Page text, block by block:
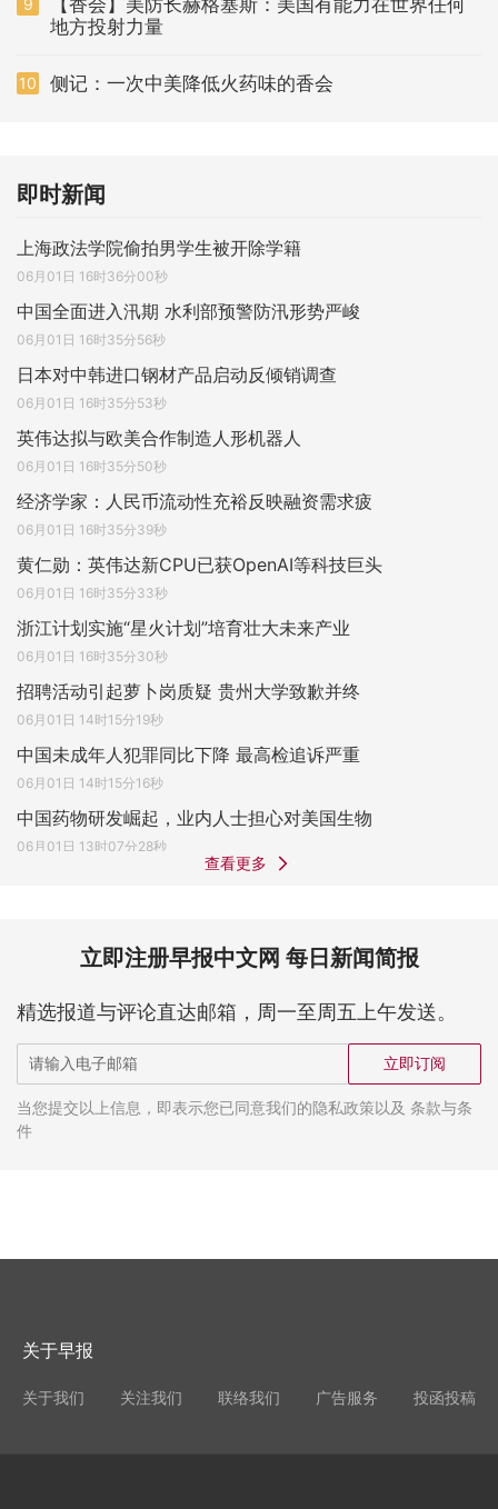
9
地方投射力量
10 侧记：一次中美降低火药味的香会
即时新闻
上海政法学院偷拍男学生被开除学籍
06月01日 16时36分00秒
中国全面进入汛期 水利部预警防汛形势严峻
06月01日 16时35分56秒
日本对中韩进口钢材产品启动反倾销调查
06月01日 16时35分53秒
英伟达拟与欧美合作制造人形机器人
06月01日 16时35分50秒
经济学家：人民币流动性充裕反映融资需求疲
06月01日 16时35分39秒
黄仁勋：英伟达新CPU已获OpenAI等科技巨头
06月01日 16时35分33秒
浙江计划实施“星火计划”培育壮大未来产业
06月01日 16时35分30秒
招聘活动引起萝卜岗质疑 贵州大学致歉并终
06月01日 14时15分19秒
中国未成年人犯罪同比下降 最高检追诉严重
06月01日 14时15分16秒
中国药物研发崛起，业内人士担心对美国生物
06月01日 13时07分28秒
查看更多
立即注册早报中文网 每日新闻简报
精选报道与评论直达邮箱，周一至周五上午发送。
立即订阅
当您提交以上信息，即表示您已同意我们的隐私政策以及 条款与条
件
关于早报
关于我们 关注我们 联络我们 广告服务 投函投稿